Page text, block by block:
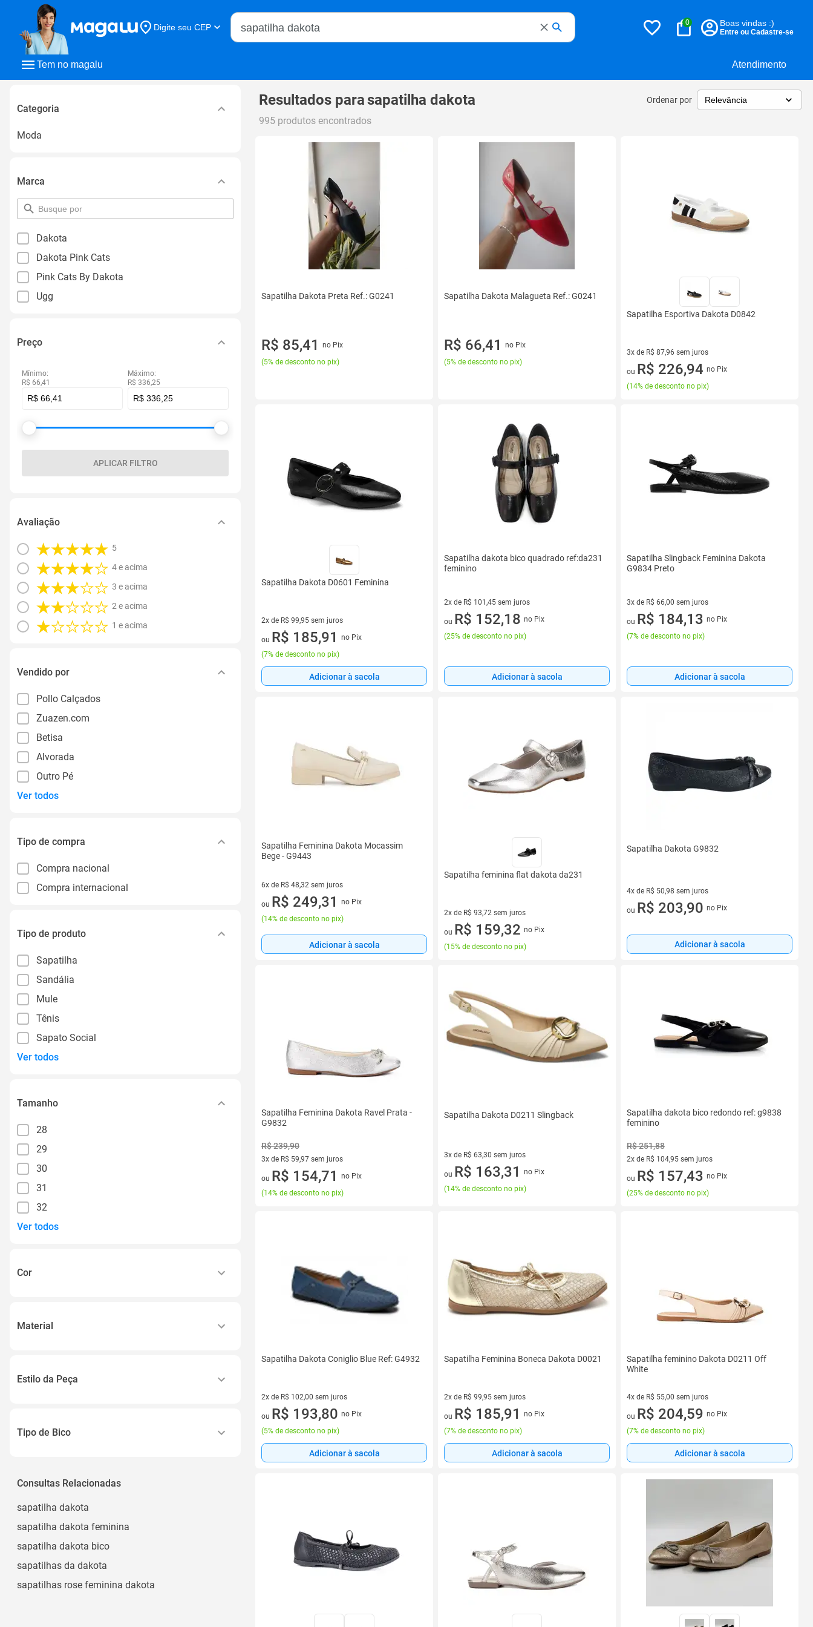
Tem no magalu Atendimento
Digite seu CEP
Buscar no Magalu
0 Boas vindas :)
Entre ou Cadastre-se
Categoria
Moda
Marca
pesquisar
por
Dakota
Dakota Pink Cats
Pink Cats By Dakota
Ugg
Preço
Mínimo:
R$ 66,41
Máximo:
R$ 336,25
APLICAR FILTRO
Avaliação
5
4 e acima
3 e acima
2 e acima
1 e acima
Vendido por
Pollo Calçados
Zuazen.com
Betisa
Alvorada
Outro Pé
Ver todos
Tipo de compra
Compra nacional
Compra internacional
Tipo de produto
Sapatilha
Sandália
Mule
Tênis
Sapato Social
Ver todos
Tamanho
28
29
30
31
32
Ver todos
Cor
Bronze
Material
Sintético e Tecido
Estilo da Peça
Sapatilha Infantil
Ver todos
Tipo de Bico
Quadrado
Consultas Relacionadas
sapatilha dakota
sapatilha dakota feminina
sapatilha dakota bico
sapatilhas da dakota
sapatilhas rose feminina dakota
Resultados parasapatilha dakota Ordenar por
995 produtos encontrados
Sapatilha Dakota Preta Ref.: G0241
R$ 85,41
no Pix
(5% de desconto no pix)
Sapatilha Dakota Malagueta Ref.: G0241
R$ 66,41
no Pix
(5% de desconto no pix)
Sapatilha Esportiva Dakota D0842
3x de R$ 87,96 sem juros
3 vez de R$ 87,96 sem juros
ou R$ 226,94 no Pix
(14% de desconto no pix)
Sapatilha Dakota D0601 Feminina
2x de R$ 99,95 sem juros
2 vez de R$ 99,95 sem juros
ou R$ 185,91
no Pix
(7% de desconto no pix)
Adicionar à sacola
Sapatilha dakota bico quadrado ref:da231
feminino
2x de R$ 101,45 sem juros
2 vez de R$ 101,45 sem juros
ou R$ 152,18 no Pix
(25% de desconto no pix)
Adicionar à sacola
Sapatilha Slingback Feminina Dakota
G9834 Preto
3x de R$ 66,00 sem juros
3 vez de R$ 66,00 sem juros
ou R$ 184,13 no Pix
(7% de desconto no pix)
Adicionar à sacola
Sapatilha Feminina Dakota Mocassim
Bege - G9443
6x de R$ 48,32 sem juros
6 vez de R$ 48,32 sem juros
ou R$ 249,31
no Pix
(14% de desconto no pix)
Adicionar à sacola
Sapatilha feminina flat dakota da231
2x de R$ 93,72 sem juros
2 vez de R$ 93,72 sem juros
ou R$ 159,32 no Pix
(15% de desconto no pix)
Sapatilha Dakota G9832
4x de R$ 50,98 sem juros
4 vez de R$ 50,98 sem juros
ou R$ 203,90 no Pix
Adicionar à sacola
Sapatilha Feminina Dakota Ravel Prata -
G9832
R$ 239,90
3x de R$ 59,97 sem juros
3 vez de R$ 59,97 sem juros
ou R$ 154,71
no Pix
(14% de desconto no pix)
Sapatilha Dakota D0211 Slingback
3x de R$ 63,30 sem juros
3 vez de R$ 63,30 sem juros
ou R$ 163,31
no Pix
(14% de desconto no pix)
Sapatilha dakota bico redondo ref: g9838
feminino
R$ 251,88
2x de R$ 104,95 sem juros
2 vez de R$ 104,95 sem juros
ou R$ 157,43 no Pix
(25% de desconto no pix)
Sapatilha Dakota Coniglio Blue Ref: G4932
2x de R$ 102,00 sem juros
2 vez de R$ 102,00 sem juros
ou R$ 193,80 no Pix
(5% de desconto no pix)
Adicionar à sacola
Sapatilha Feminina Boneca Dakota D0021
2x de R$ 99,95 sem juros
2 vez de R$ 99,95 sem juros
ou R$ 185,91
no Pix
(7% de desconto no pix)
Adicionar à sacola
Sapatilha feminino Dakota D0211 Off
White
4x de R$ 55,00 sem juros
4 vez de R$ 55,00 sem juros
ou R$ 204,59 no Pix
(7% de desconto no pix)
Adicionar à sacola